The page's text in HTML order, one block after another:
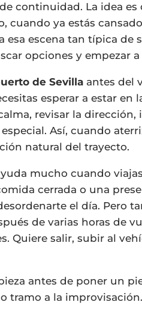
continuidad. La idea
cuando ya estás
esa escena tan típica de
opciones y empezar
de Sevilla antes del
esperar a estar en
revisar la
Así, cuando
natural del trayecto.
mucho cuando
cerrada o una
el día. Pero
de varias horas de
Quiere salir, subir al
antes de poner un
tramo a la improvisación.